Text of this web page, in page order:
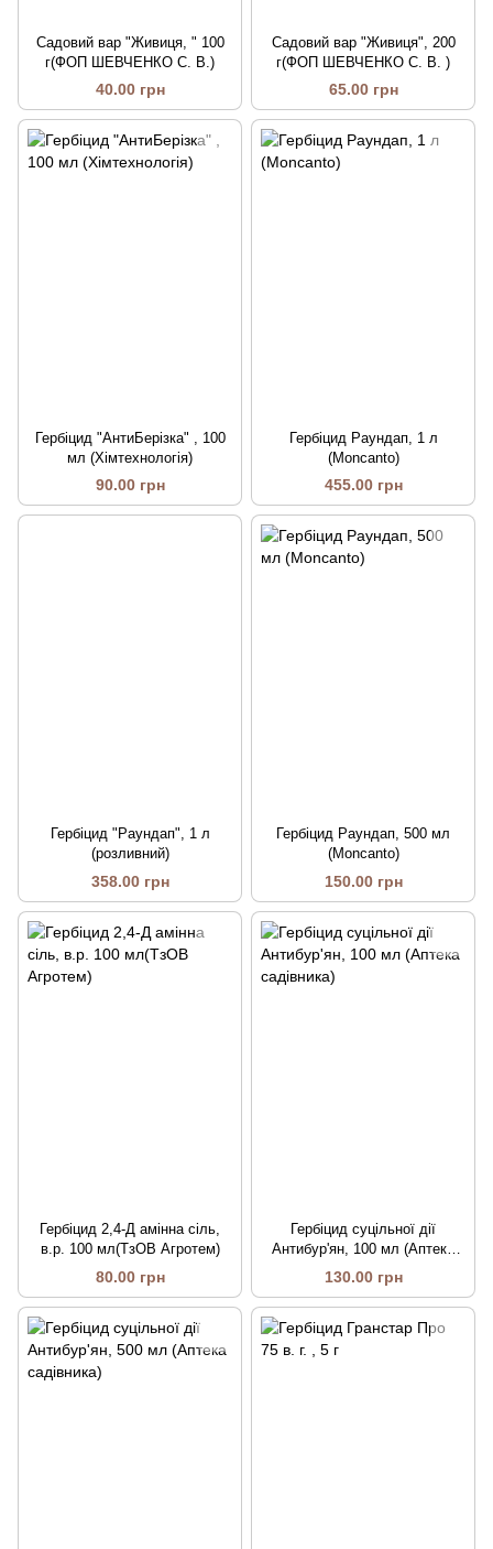
Садовий вар "Живиця, " 100
г(ФОП ШЕВЧЕНКО С. В.)
40.00 грн
Садовий вар "Живиця", 200
г(ФОП ШЕВЧЕНКО С. В. )
65.00 грн
Гербіцид "АнтиБерізка" , 100
мл (Хімтехнологія)
90.00 грн
Гербіцид Раундап, 1 л
(Moncanto)
455.00 грн
Гербіцид "Раундап", 1 л
(розливний)
358.00 грн
Гербіцид Раундап, 500 мл
(Moncanto)
150.00 грн
Гербіцид 2,4-Д амінна сіль,
в.р. 100 мл(ТзОВ Агротем)
80.00 грн
Гербіцид суцільної дії
Антибур'ян, 100 мл (Аптека
садівника)
130.00 грн